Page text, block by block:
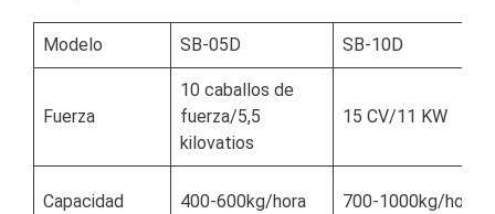
Modelo SB-05D SB-10D
Fuerza
10 caballos de
fuerza/5,5
kilovatios
15 CV/11 KW
Capacidad 400-600kg/hora 700-1000kg/hora